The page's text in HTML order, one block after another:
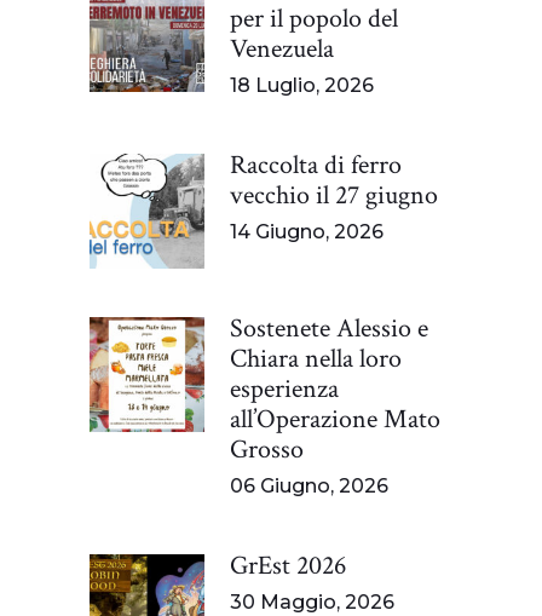
per il popolo del
Venezuela
18 Luglio, 2026
Raccolta di ferro
vecchio il 27 giugno
14 Giugno, 2026
Sostenete Alessio e
Chiara nella loro
esperienza
all’Operazione Mato
Grosso
06 Giugno, 2026
GrEst 2026
30 Maggio, 2026